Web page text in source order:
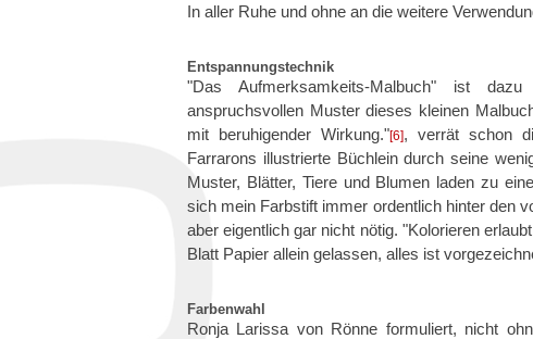
In aller Ruhe und ohne an die weitere
Entspannungstechnik
"Das Aufmerksamkeits-Malbuch" ist
anspruchsvollen Muster dieses kleinen
mit beruhigender Wirkung."[6], verrät schon
Farrarons illustrierte Büchlein durch seine
Muster, Blätter, Tiere und Blumen laden zu
sich mein Farbstift immer ordentlich hinter den
aber eigentlich gar nicht nötig. "Kolorieren
Blatt Papier allein gelassen, alles ist
Farbenwahl
Ronja Larissa von Rönne formuliert, nicht